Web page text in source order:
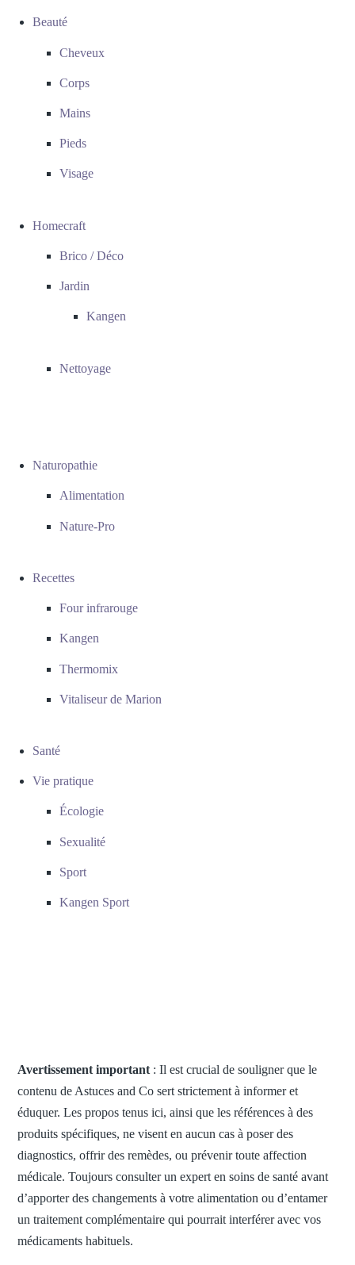
Beauté
Cheveux
Corps
Mains
Pieds
Visage
Homecraft
Brico / Déco
Jardin
Kangen
Nettoyage
Naturopathie
Alimentation
Nature-Pro
Recettes
Four infrarouge
Kangen
Thermomix
Vitaliseur de Marion
Santé
Vie pratique
Écologie
Sexualité
Sport
Kangen Sport
Avertissement important : Il est crucial de souligner que le
contenu de Astuces and Co sert strictement à informer et
éduquer. Les propos tenus ici, ainsi que les références à des
produits spécifiques, ne visent en aucun cas à poser des
diagnostics, offrir des remèdes, ou prévenir toute affection
médicale. Toujours consulter un expert en soins de santé avant
d’apporter des changements à votre alimentation ou d’entamer
un traitement complémentaire qui pourrait interférer avec vos
médicaments habituels.